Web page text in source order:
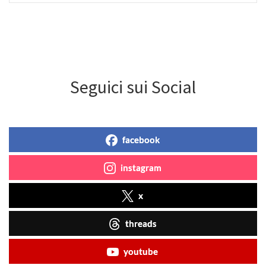
Seguici sui Social
facebook
instagram
x
threads
youtube